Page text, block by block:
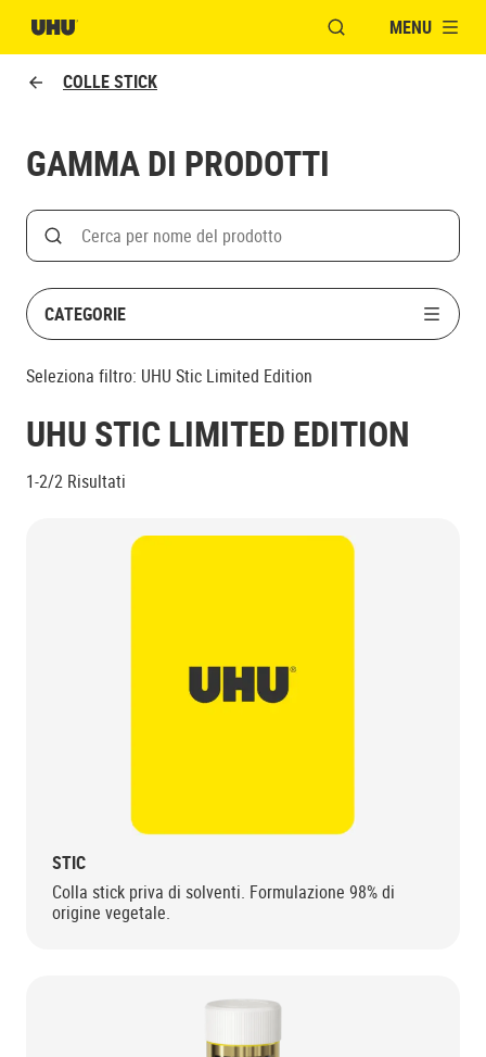
APRI FINESTRA
MENU
COLLE STICK
GAMMA DI PRODOTTI
Search
Cerca
CATEGORIE
Seleziona filtro: UHU Stic Limited Edition
UHU STIC LIMITED EDITION
1-2/2 Risultati
STIC
Colla stick priva di solventi. Formulazione 98% di
origine vegetale.